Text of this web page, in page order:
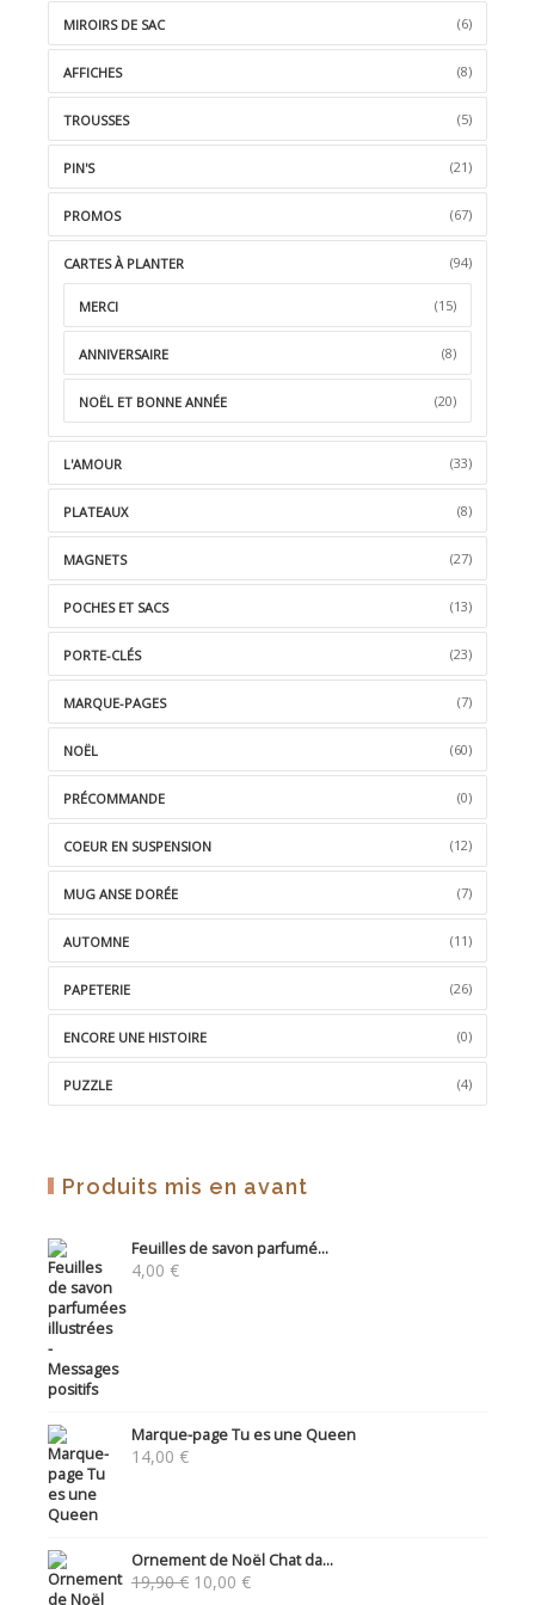
MIROIRS DE SAC (6)
AFFICHES (8)
TROUSSES (5)
PIN'S (21)
PROMOS (67)
CARTES À PLANTER (94)
MERCI (15)
ANNIVERSAIRE (8)
NOËL ET BONNE ANNÉE (20)
L'AMOUR (33)
PLATEAUX (8)
MAGNETS (27)
POCHES ET SACS (13)
PORTE-CLÉS (23)
MARQUE-PAGES (7)
NOËL (60)
PRÉCOMMANDE (0)
COEUR EN SUSPENSION (12)
MUG ANSE DORÉE (7)
AUTOMNE (11)
PAPETERIE (26)
ENCORE UNE HISTOIRE (0)
PUZZLE (4)
Produits mis en avant
Feuilles de savon parfumé...
4,00 €
Marque-page Tu es une Queen
14,00 €
Ornement de Noël Chat da...
19,90€ Le
10,00 €Le